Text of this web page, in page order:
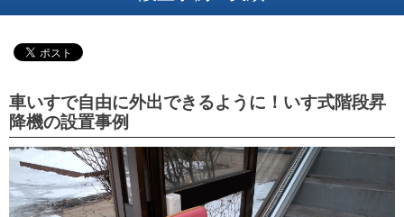
車いすで自由に外出できるように！いす式階段昇
降機の設置事例